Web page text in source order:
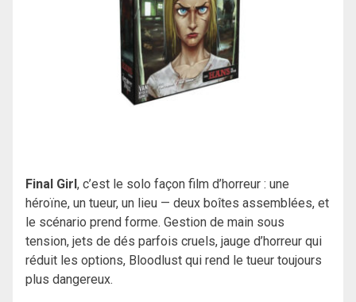
Final Girl, c’est le solo façon film d’horreur : une
héroïne, un tueur, un lieu — deux boîtes assemblées, et
le scénario prend forme. Gestion de main sous
tension, jets de dés parfois cruels, jauge d’horreur qui
réduit les options, Bloodlust qui rend le tueur toujours
plus dangereux.